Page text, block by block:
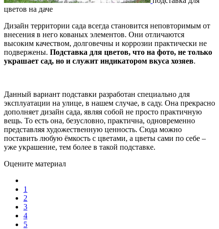
цветов на даче
Дизайн территории сада всегда становится неповторимым от
внесения в него кованых элементов. Они отличаются
высоким качеством, долговечны и коррозии практически не
подвержены. Подставка для цветов, что на фото, не только
украшает сад, но и служит индикатором вкуса хозяев.
Данный вариант подставки разработан специально для
эксплуатации на улице, в нашем случае, в саду. Она прекрасно
дополняет дизайн сада, являя собой не просто практичную
вещь. То есть она, безусловно, практична, одновременно
представляя художественную ценность. Сюда можно
поставить любую ёмкость с цветами, а цветы сами по себе –
уже украшение, тем более в такой подставке.
Оцените материал
1
2
3
4
5